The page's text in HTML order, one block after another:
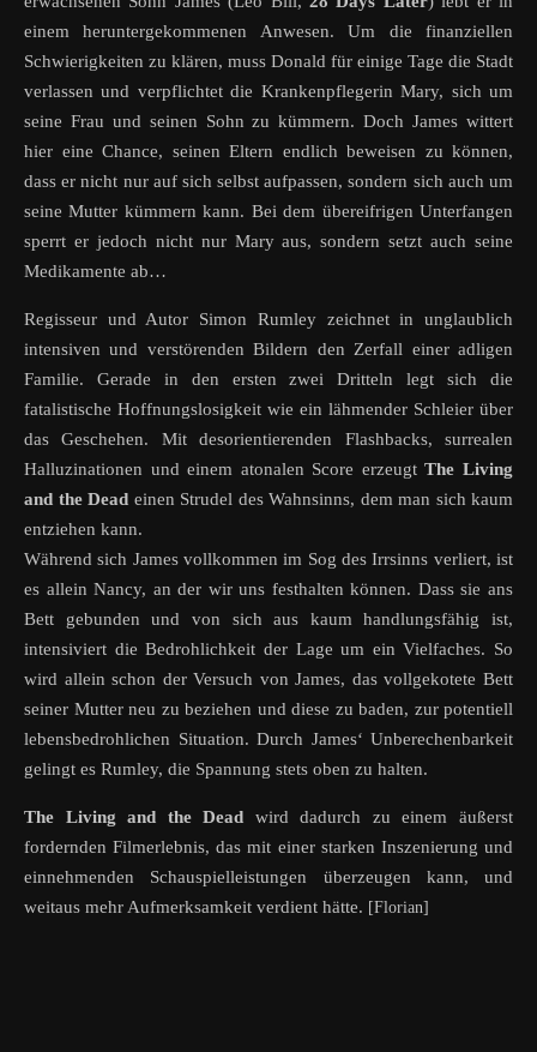
einem heruntergekommenen Anwesen. Um die finanziellen
Schwierigkeiten zu klären, muss Donald für einige Tage die Stadt
verlassen und verpflichtet die Krankenpflegerin Mary, sich um
seine Frau und seinen Sohn zu kümmern. Doch James wittert
hier eine Chance, seinen Eltern endlich beweisen zu können,
dass er nicht nur auf sich selbst aufpassen, sondern sich auch um
seine Mutter kümmern kann. Bei dem übereifrigen Unterfangen
sperrt er jedoch nicht nur Mary aus, sondern setzt auch seine
Medikamente ab…
Regisseur und Autor Simon Rumley zeichnet in unglaublich
intensiven und verstörenden Bildern den Zerfall einer adligen
Familie. Gerade in den ersten zwei Dritteln legt sich die
fatalistische Hoffnungslosigkeit wie ein lähmender Schleier über
das Geschehen. Mit desorientierenden Flashbacks, surrealen
Halluzinationen und einem atonalen Score erzeugtThe Living
and the Dead einen Strudel des Wahnsinns, dem man sich kaum
entziehen kann.
Während sich James vollkommen im Sog des Irrsinns verliert, ist
es allein Nancy, an der wir uns festhalten können. Dass sie ans
Bett gebunden und von sich aus kaum handlungsfähig ist,
intensiviert die Bedrohlichkeit der Lage um ein Vielfaches. So
wird allein schon der Versuch von James, das vollgekotete Bett
seiner Mutter neu zu beziehen und diese zu baden, zur potentiell
lebensbedrohlichen Situation. Durch James‘ Unberechenbarkeit
gelingt es Rumley, die Spannung stets oben zu halten.
The Living and the Dead wird dadurch zu einem äußerst
fordernden Filmerlebnis, das mit einer starken Inszenierung und
einnehmenden Schauspielleistungen überzeugen kann, und
weitaus mehr Aufmerksamkeit verdient hätte. [Florian]